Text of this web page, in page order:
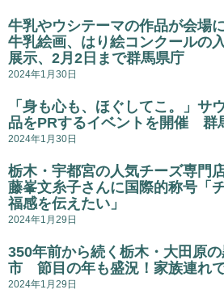
牛乳やウシテーマの作品が会場
牛乳絵画、はり絵コンクールの
展示、2月2日まで群馬県庁
2024年1月30日
「身も心も、ほぐしてこ。」サ
品をPRするイベントを開催 群
2024年1月30日
栃木・宇都宮の人気チーズ専門
藤峯文糸子さんに国際的称号「
福感を伝えたい」
2024年1月29日
350年前から続く栃木・大田原
市 節目の年も盛況！家族連れ
2024年1月29日